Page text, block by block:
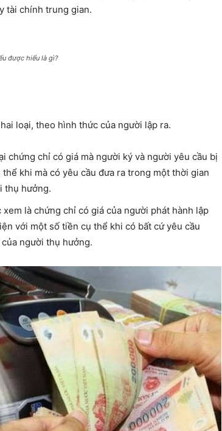
tài chính trung gian.
được hiểu là gì?
loại, theo hình thức của người lập ra.
chứng chỉ có giá mà người ký và người yêu cầu bị
khi mà có yêu cầu đưa ra trong một thời gian
thụ hưởng.
là chứng chỉ có giá của người phát hành lập
với một số tiền cụ thể khi có bất cứ yêu cầu
người thụ hưởng.